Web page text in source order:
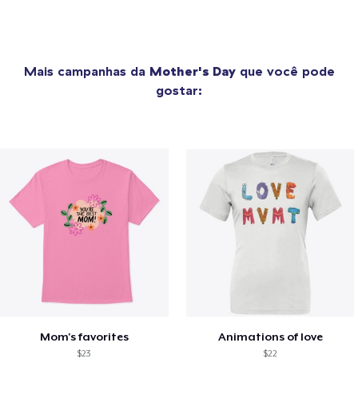
Mais campanhas da Mother's Dayque você pode
gostar:
Mom's favorites
$23
Animations of love
$22